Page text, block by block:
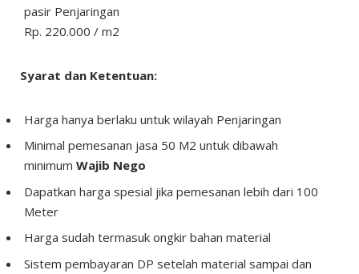
pasir Penjaringan
Rp. 220.000 / m2
Syarat dan Ketentuan:
Harga hanya berlaku untuk wilayah Penjaringan
Minimal pemesanan jasa 50 M2 untuk dibawah
minimum Wajib Nego
Dapatkan harga spesial jika pemesanan lebih dari 100
Meter
Harga sudah termasuk ongkir bahan material
Sistem pembayaran DP setelah material sampai dan